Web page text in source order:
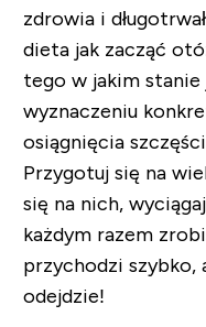
zdrowia i
dieta jak zacząć
tego w jakim stanie
wyznaczeniu
osiągnięcia
Przygotuj się na
się na nich,
każdym razem
przychodzi szybko,
odejdzie!